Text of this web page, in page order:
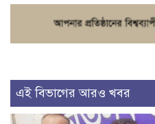
এই বিভাগের আরও খবর